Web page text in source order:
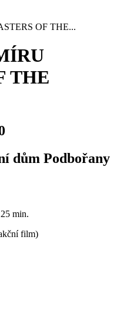
OF THE...
THE
dům Podbořany
min.
film)